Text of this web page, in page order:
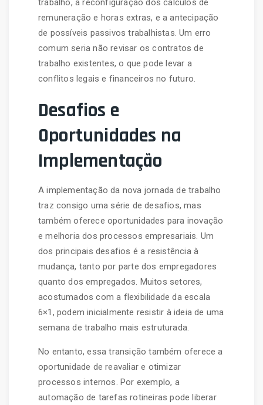
trabalho, a reconfiguração dos cálculos de
remuneração e horas extras, e a antecipação
de possíveis passivos trabalhistas. Um erro
comum seria não revisar os contratos de
trabalho existentes, o que pode levar a
conflitos legais e financeiros no futuro.
Desafios e
Oportunidades na
Implementação
A implementação da nova jornada de trabalho
traz consigo uma série de desafios, mas
também oferece oportunidades para inovação
e melhoria dos processos empresariais. Um
dos principais desafios é a resistência à
mudança, tanto por parte dos empregadores
quanto dos empregados. Muitos setores,
acostumados com a flexibilidade da escala
6×1, podem inicialmente resistir à ideia de uma
semana de trabalho mais estruturada.
No entanto, essa transição também oferece a
oportunidade de reavaliar e otimizar
processos internos. Por exemplo, a
automação de tarefas rotineiras pode liberar